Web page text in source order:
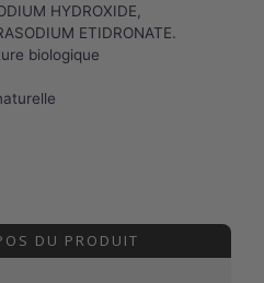
HYDROXIDE,
ETIDRONATE.
biologique
DU PRODUIT